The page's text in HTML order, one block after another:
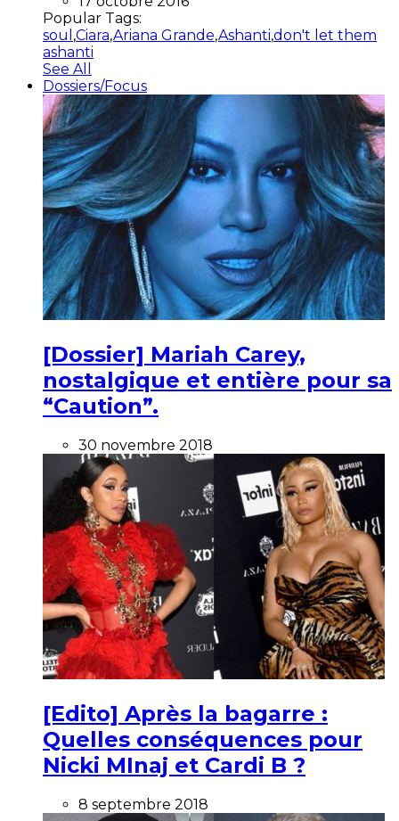
Popular Tags:
soul ,Ciara,Ariana Grande,Ashanti,don't let them
ashanti
See All
Dossiers/Focus
[Dossier] Mariah Carey,
nostalgique et entière pour sa
“Caution”.
30 novembre 2018
[Edito] Après la bagarre :
Quelles conséquences pour
Nicki MInaj et Cardi B ?
8 septembre 2018